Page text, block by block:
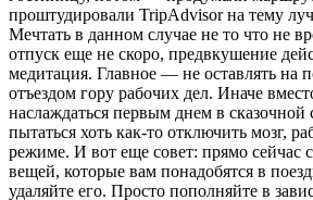
проштудировали TripAdvisor на тему
Мечтать в данном случае не то что не
отпуск еще не скоро, предвкушение
медитация. Главное — не оставлять на
отъездом гору рабочих дел. Иначе
наслаждаться первым днем в сказочной
пытаться хоть как-то отключить мозг,
режиме. И вот еще совет: прямо сейчас
вещей, которые вам понадобятся в
удаляйте его. Просто пополняйте в